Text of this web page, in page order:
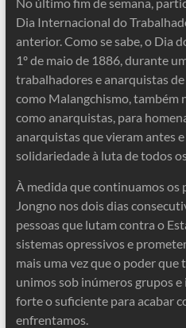
Dia Internacional do
anterior. Como se sabe, o Dia
1º de maio de 1886, durante
trabalhadores e anarquistas
como Malangchismo, também
como anarquistas, para
anarquistas que vieram antes
solidariedade à luta de todos
À medida que continuamos
Jongno nos dois dias
pessoas que lutam contra o
sistemas opressivos e
mais uma vez que o poder que
unimos sob inúmeros grupos
forte o suficiente para acabar
enfrentamos.